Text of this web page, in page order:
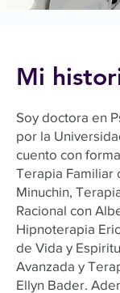
Mi
Soy doctora en
por la
cuento con
Terapia Familiar
Minuchin,
Racional con
Hipnoterapia
de Vida y
Avanzada y
Ellyn Bader.